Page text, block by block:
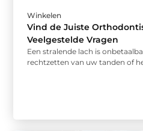
Winkelen
Vind de Juiste
Veelgestelde Vragen
Een stralende lach is
rechtzetten van uw tanden of